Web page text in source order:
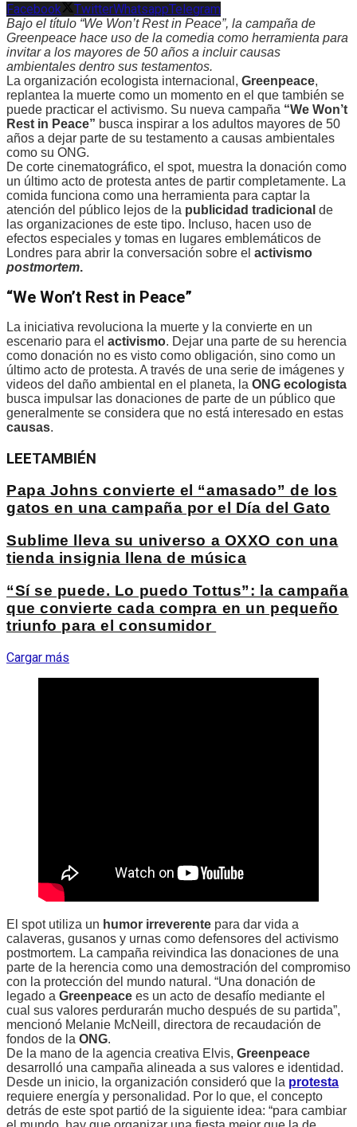
Facebook TwitterWhatsappTelegram
Bajo el título “We Won’t Rest in Peace”, la campaña de
Greenpeace hace uso de la comedia como herramienta para
invitar a los mayores de 50 años a incluir causas
ambientales dentro sus testamentos.
La organización ecologista internacional, Greenpeace,
replantea la muerte como un momento en el que también se
puede practicar el activismo. Su nueva campaña “We Won’t
Rest in Peace” busca inspirar a los adultos mayores de 50
años a dejar parte de su testamento a causas ambientales
como su ONG.
De corte cinematográfico, el spot, muestra la donación como
un último acto de protesta antes de partir completamente. La
comida funciona como una herramienta para captar la
atención del público lejos de la publicidad tradicional de
las organizaciones de este tipo. Incluso, hacen uso de
efectos especiales y tomas en lugares emblemáticos de
Londres para abrir la conversación sobre el activismo
postmortem.
“We Won’t Rest in Peace”
La iniciativa revoluciona la muerte y la convierte en un
escenario para el activismo. Dejar una parte de su herencia
como donación no es visto como obligación, sino como un
último acto de protesta. A través de una serie de imágenes y
videos del daño ambiental en el planeta, la ONG ecologista
busca impulsar las donaciones de parte de un público que
generalmente se considera que no está interesado en estas
causas.
LEETAMBIÉN
Papa Johns convierte el “amasado” de los
gatos en una campaña por el Día del Gato
Sublime lleva su universo a OXXO con una
tienda insignia llena de música
“Sí se puede. Lo puedo Tottus”: la campaña
que convierte cada compra en un pequeño
triunfo para el consumidor
Cargar más
El spot utiliza un humor irreverente para dar vida a
calaveras, gusanos y urnas como defensores del activismo
postmortem. La campaña reivindica las donaciones de una
parte de la herencia como una demostración del compromiso
con la protección del mundo natural. “Una donación de
legado a Greenpeace es un acto de desafío mediante el
cual sus valores perdurarán mucho después de su partida”,
mencionó Melanie McNeill, directora de recaudación de
fondos de la ONG.
De la mano de la agencia creativa Elvis, Greenpeace
desarrolló una campaña alineada a sus valores e identidad.
Desde un inicio, la organización consideró que la protesta
requiere energía y personalidad. Por lo que, el concepto
detrás de este spot partió de la siguiente idea: “para cambiar